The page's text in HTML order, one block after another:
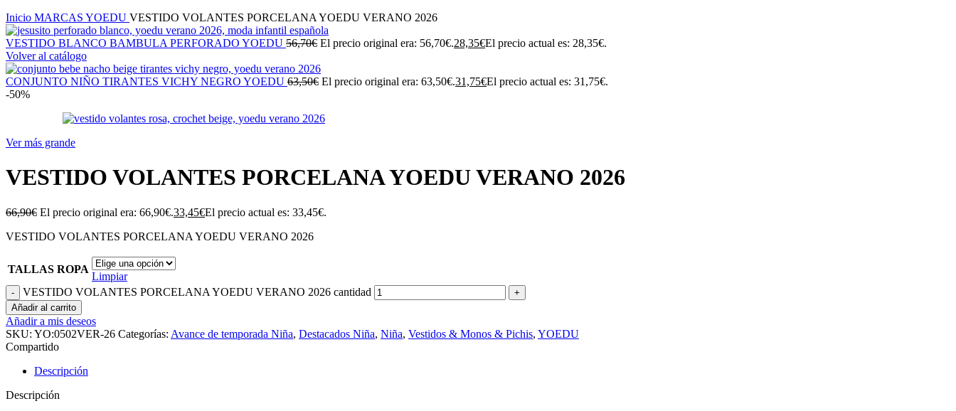
Inicio MARCAS YOEDU VESTIDO VOLANTES PORCELANA YOEDU VERANO 2026
VESTIDO BLANCO BAMBULA PERFORADO YOEDU 56,70€ El precio original era: 56,70€.28,35€El precio actual es: 28,35€.
Volver al catálogo
CONJUNTO NIÑO TIRANTES VICHY NEGRO YOEDU 63,50€ El precio original era: 63,50€.31,75€El precio actual es: 31,75€.
-50%
Ver más grande
VESTIDO VOLANTES PORCELANA YOEDU VERANO 2026
66,90€ El precio original era: 66,90€.33,45€El precio actual es: 33,45€.
VESTIDO VOLANTES PORCELANA YOEDU VERANO 2026
TALLAS ROPA
Limpiar
VESTIDO VOLANTES PORCELANA YOEDU VERANO 2026 cantidad
Añadir al carrito
Añadir a mis deseos
SKU: YO:0502VER-26 Categorías: Avance de temporada Niña, Destacados Niña, Niña, Vestidos & Monos & Pichis, YOEDU
Compartido
Descripción
Descripción